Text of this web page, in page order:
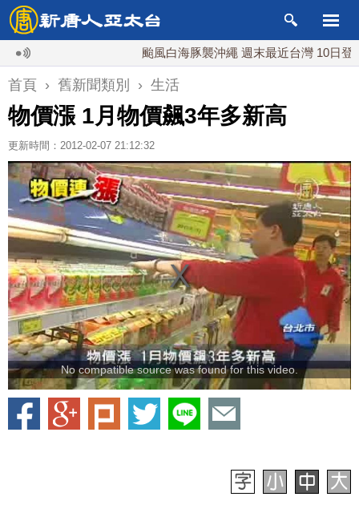
颱風白海豚襲沖繩 週末最近台灣 10日登陸浙
首頁 › 舊新聞類別 › 生活
物價漲 1月物價飆3年多新高
更新時間：2012-02-07 21:12:32
No compatible source was found for this video.